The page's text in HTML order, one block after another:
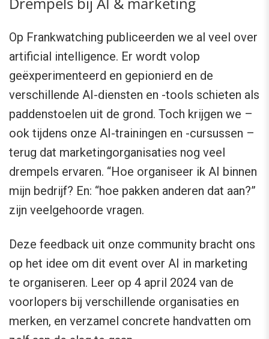
Op Frankwatching publiceerden we al veel over
artificial intelligence. Er wordt volop
geëxperimenteerd en gepionierd en de
verschillende AI-diensten en -tools schieten als
paddenstoelen uit de grond. Toch krijgen we –
ook tijdens onze AI-trainingen en -cursussen –
terug dat marketingorganisaties nog veel
drempels ervaren. “Hoe organiseer ik AI binnen
mijn bedrijf? En: “hoe pakken anderen dat aan?”
zijn veelgehoorde vragen.
Deze feedback uit onze community bracht ons
op het idee om dit event over AI in marketing
te organiseren. Leer op 4 april 2024 van de
voorlopers bij verschillende organisaties en
merken, en verzamel concrete handvatten om